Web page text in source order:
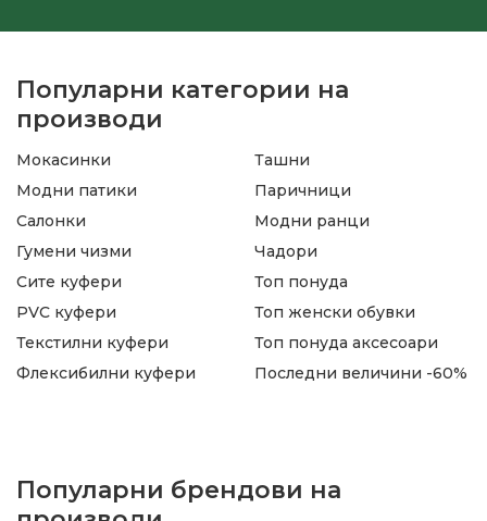
Популарни категории на
производи
Мокасинки
Модни патики
Салонки
Гумени чизми
Ташни
Паричници
Модни ранци
Чадори
Сите куфери
PVC куфери
Текстилни куфери
Флексибилни куфери
Топ понуда
Топ женски обувки
Топ понуда аксесоари
Последни величини -60%
Популарни брендови на